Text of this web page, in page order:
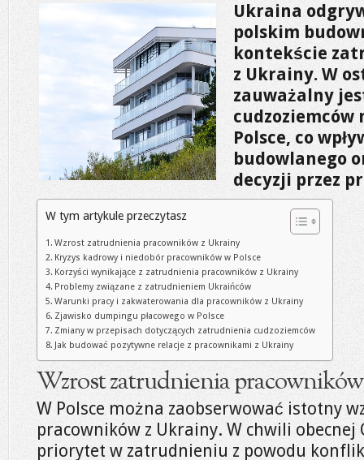
Ukraina
polskim
kontekście
z Ukrainy. W
zauważalny
cudzoziemców
Polsce, co
budowlanego
decyzji przez
W tym artykule przeczytasz
Wzrost zatrudnienia pracowników z Ukrainy
Kryzys kadrowy i niedobór pracowników w Polsce
Korzyści wynikające z zatrudnienia pracowników z Ukrainy
Problemy związane z zatrudnieniem Ukraińców
Warunki pracy i zakwaterowania dla pracowników z Ukrainy
Zjawisko dumpingu płacowego w Polsce
Zmiany w przepisach dotyczących zatrudnienia cudzoziemców
Jak budować pozytywne relacje z pracownikami z Ukrainy
Wzrost zatrudnienia
W Polsce można zaobserwować istotny
pracowników z Ukrainy. W chwili
priorytet w zatrudnieniu z powodu